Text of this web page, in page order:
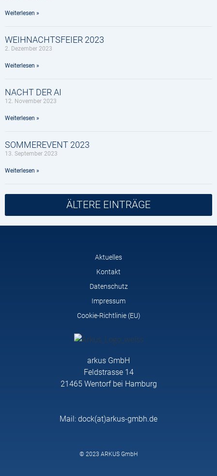
Weiterlesen »
WEIHNACHTSFEIER 2023
2. Dezember 2023
Weiterlesen »
NACHT DER AI
12. November 2023
Weiterlesen »
SOMMEREVENT 2023
13. September 2023
Weiterlesen »
ÄLTERE EINTRÄGE
Aktuelles
Kontakt
Datenschutz
Impressum
Cookie-Richtlinie (EU)
arkus GmbH
Feldstrasse 14
21465 Wentorf bei Hamburg
Mail: dock(at)arkus-gmbh.de
© 2023 ARKUS GmbH